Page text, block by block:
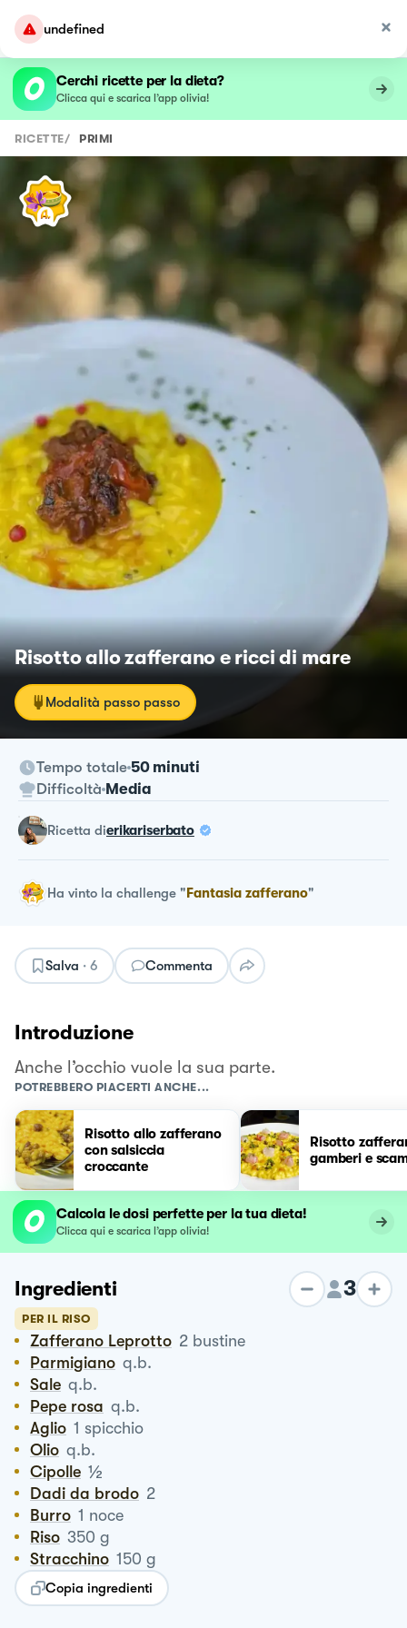
undefined
Cerchi ricette per la dieta?
Clicca qui e scarica l’app olivia!
RICETTE/ PRIMI
Risotto allo zafferano e ricci di mare
Modalità passo passo
Tempo totale 50 minuti
Difficoltà Media
ricetta dierikariserbato
Ha vinto la challenge "Fantasia zafferano"
Salva · 6 Commenta
Introduzione
Anche l’occhio vuole la sua parte.
POTREBBERO PIACERTI ANCHE...
Risotto allo zafferano
con salsiccia
croccante
Risotto
gamberi e
Calcola le dosi perfette per la tua dieta!
Clicca qui e scarica l’app olivia!
Ingredienti 3
PER IL RISO
Zafferano Leprotto 2 bustine
Parmigiano q.b.
Sale q.b.
Pepe rosa q.b.
Aglio 1 spicchio
Olio q.b.
Cipolle ½
Dadi da brodo 2
Burro 1 noce
Riso 350 g
Stracchino 150 g
Copia ingredienti